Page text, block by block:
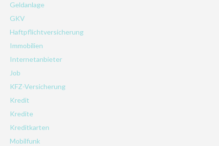
Geldanlage
GKV
Haftpflichtversicherung
Immobilien
Internetanbieter
Job
KFZ-Versicherung
Kredit
Kredite
Kreditkarten
Mobilfunk